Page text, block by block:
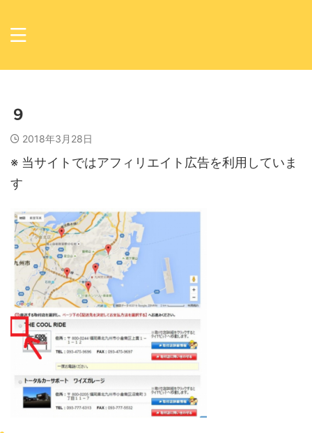
９
2018年3月28日
※ 当サイトではアフィリエイト広告を利用していま
す